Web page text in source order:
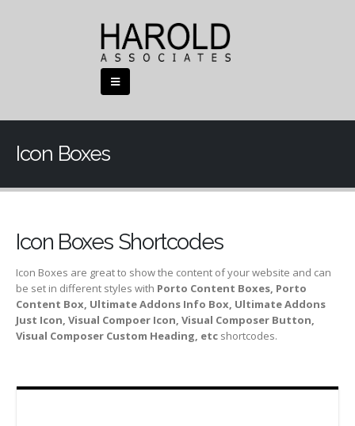
Icon Boxes
Icon Boxes Shortcodes
Icon Boxes are great to show the content of your website and can
be set in different styles with Porto Content Boxes, Porto
Content Box, Ultimate Addons Info Box, Ultimate Addons
Just Icon, Visual Compoer Icon, Visual Composer Button,
Visual Composer Custom Heading, etc shortcodes.